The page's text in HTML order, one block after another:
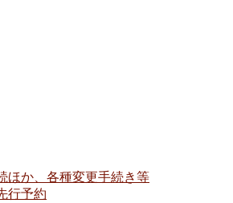
ほか、各種変更手続き等
行予約